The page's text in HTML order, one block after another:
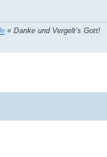
« Danke und Vergelt's Gott!